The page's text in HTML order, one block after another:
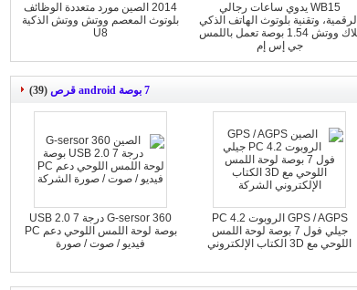
2014 الصين مورد متعددة الوظائف
بلوتوث المعصم ووتش ووتش الذكية
U8
WB15 يدوي ساعات رجالي
الرقمية، وتقنية بلوتوث الهاتف الذكي
بلاك ووتش 1.54 بوصة تعمل باللمس
جي إس إم
7 بوصة android قرص (39)
G-sersor 360 درجة USB 2.0 7
بوصة لوحة اللمس اللوحي دعم PC
فيديو / صوت / صورة
GPS / AGPS الروبوت PC 4.2
جيلي فول 7 بوصة لوحة اللمس
اللوحي مع 3D الكتاب الإلكتروني